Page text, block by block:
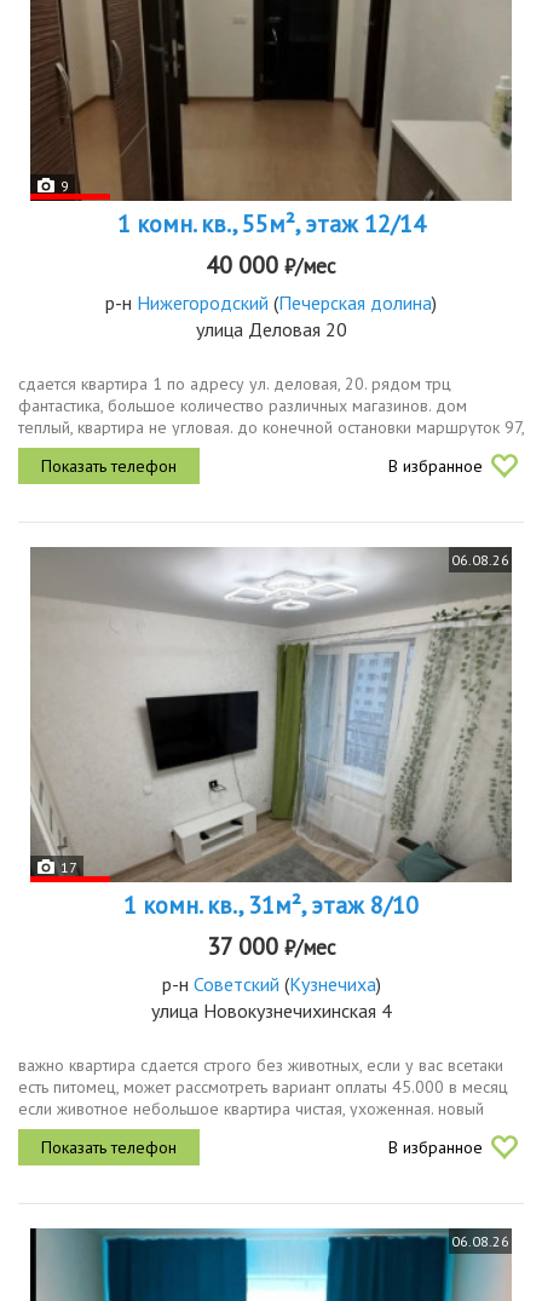
9
1 комн. кв., 55м², этаж 12/14
40 000 ₽/мес
р-н Нижегородский (Печерская долина)
улица Деловая 20
сдается квартира 1 по адресу ул. деловая, 20. рядом трц
фантастика, большое количество различных магазинов. дом
теплый, квартира не угловая. до конечной остановки маршруток 97,
5, 173, автобуса 20 меньше минуты, также в шаговой
доступности...
В избранное
06.08.26
17
1 комн. кв., 31м², этаж 8/10
37 000 ₽/мес
р-н Советский (Кузнечиха)
улица Новокузнечихинская 4
важно квартира сдается строго без животных, если у вас всетаки
есть питомец, может рассмотреть вариант оплаты 45.000 в месяц
если животное небольшое квартира чистая, ухоженная. новый
кухонный гарнитур духовой шкаф, микроволновка, посудомойка,...
В избранное
06.08.26